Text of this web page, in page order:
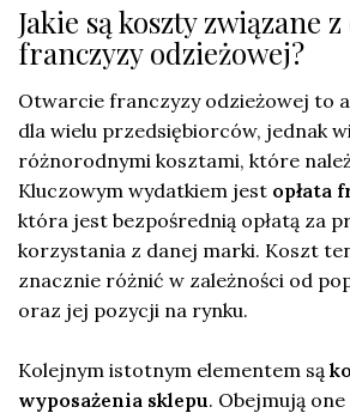
Jakie są koszty związane
franczyzy odzieżowej?
Otwarcie franczyzy odzieżowej to
dla wielu przedsiębiorców, jednak
różnorodnymi kosztami, które
Kluczowym wydatkiem jest opłata
która jest bezpośrednią opłatą za
korzystania z danej marki. Koszt
znacznie różnić w zależności od
oraz jej pozycji na rynku.
Kolejnym istotnym elementem są
wyposażenia sklepu. Obejmują